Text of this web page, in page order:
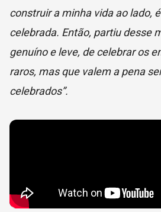
construir a minha vida ao lado,
celebrada. Então, partiu desse
genuíno e leve, de celebrar os
raros, mas que valem a pena
celebrados”.